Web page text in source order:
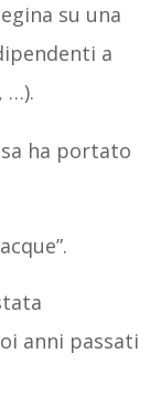
su una
a
…).
ha portato
anni passati